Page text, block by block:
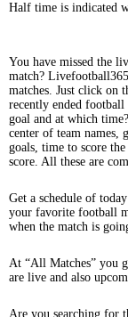
Half time is indicated
You have missed the
match?
matches. Just click on
recently ended
goal and at which
center of team names,
goals, time to score
score. All these are
Get a schedule of
your favorite football
when the match is
At “All Matches” you
are live and also
Are you searching for